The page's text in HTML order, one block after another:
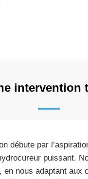
intervention
débute par
puissant.
en nous adaptant aux